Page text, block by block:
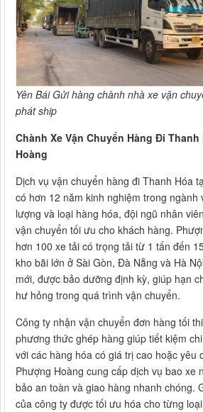
Yên Bái Gửi hàng chành nhà xe vận
phát ship
Chành Xe Vận Chuyển Hàng Đi
Hoàng
Dịch vụ vận chuyển hàng đi Thanh Hóa
có hơn 12 năm kinh nghiệm trong ngành
lượng và loại hàng hóa, đội ngũ nhân
vận chuyển tối ưu cho khách hàng.
hơn 100 xe tải có trọng tải từ 1 tấn đến
kho bãi lớn ở Sài Gòn, Đà Nẵng và Hà
mới, được bảo dưỡng định kỳ, giúp hạn
hư hỏng trong quá trình vận chuyển.
Công ty nhận vận chuyển đơn hàng tối
phương thức ghép hàng giúp tiết kiệm
với các hàng hóa có giá trị cao hoặc yêu
Phượng Hoàng cung cấp dịch vụ bao xe
bảo an toàn và giao hàng nhanh chóng.
của công ty được tối ưu hóa cho từng